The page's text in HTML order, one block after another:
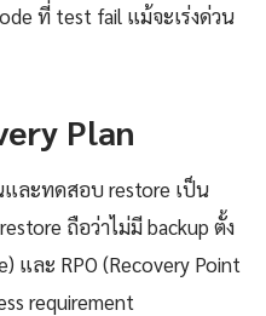
ที่ test fail แม้จะเร่งด่วน
Plan
และทดสอบ restore เป็น
ถือว่าไม่มี backup ตั้ง
และ RPO (Recovery Point
requirement